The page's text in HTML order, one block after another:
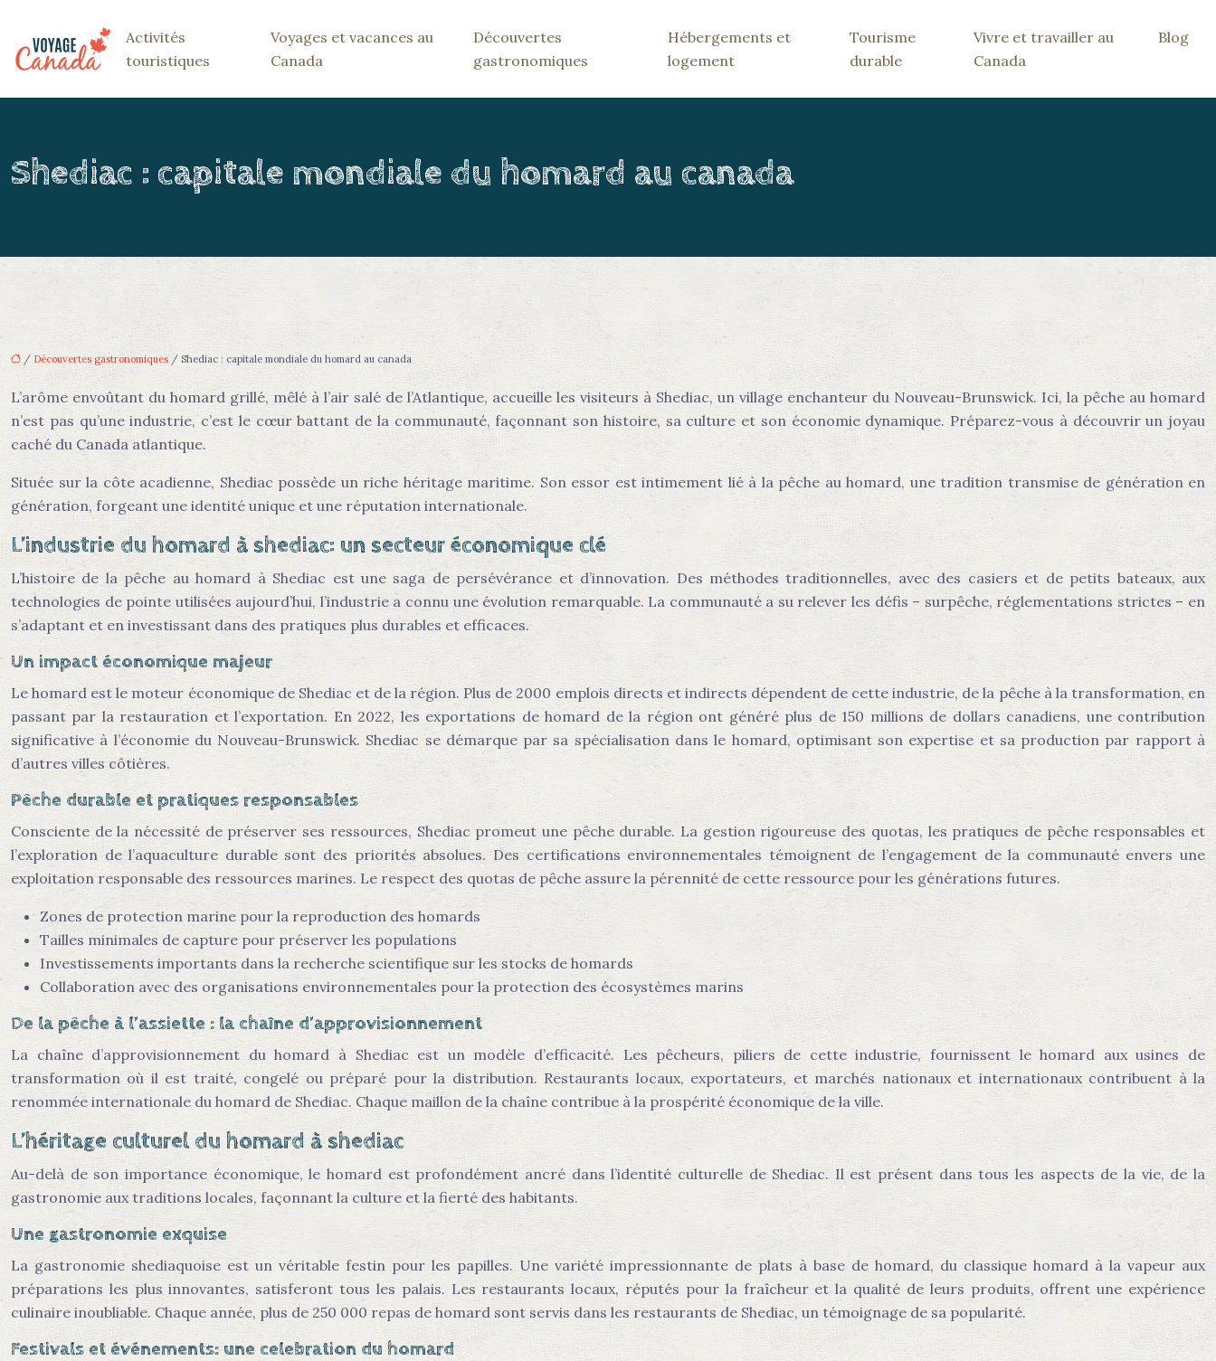
Activités
touristiques
Voyages et vacances au
Canada
Découvertes
gastronomiques
Hébergements et
logement
Tourisme
durable
Vivre et travailler au
Canada
Blog
Shediac : capitale mondiale du homard au canada
/ Découvertes gastronomiques / Shediac : capitale mondiale du homard au canada
L’arôme envoûtant du homard grillé, mêlé à l’air salé de l’Atlantique, accueille les visiteurs à Shediac, un village enchanteur du Nouveau-Brunswick. Ici, la pêche au homard
n’est pas qu’une industrie, c’est le cœur battant de la communauté, façonnant son histoire, sa culture et son économie dynamique. Préparez-vous à découvrir un joyau
caché du Canada atlantique.
Située sur la côte acadienne, Shediac possède un riche héritage maritime. Son essor est intimement lié à la pêche au homard, une tradition transmise de génération en
génération, forgeant une identité unique et une réputation internationale.
L’industrie du homard à shediac: un secteur économique clé
L’histoire de la pêche au homard à Shediac est une saga de persévérance et d’innovation. Des méthodes traditionnelles, avec des casiers et de petits bateaux, aux
technologies de pointe utilisées aujourd’hui, l’industrie a connu une évolution remarquable. La communauté a su relever les défis – surpêche, réglementations strictes – en
s’adaptant et en investissant dans des pratiques plus durables et efficaces.
Un impact économique majeur
Le homard est le moteur économique de Shediac et de la région. Plus de 2000 emplois directs et indirects dépendent de cette industrie, de la pêche à la transformation, en
passant par la restauration et l’exportation. En 2022, les exportations de homard de la région ont généré plus de 150 millions de dollars canadiens, une contribution
significative à l’économie du Nouveau-Brunswick. Shediac se démarque par sa spécialisation dans le homard, optimisant son expertise et sa production par rapport à
d’autres villes côtières.
Pêche durable et pratiques responsables
Consciente de la nécessité de préserver ses ressources, Shediac promeut une pêche durable. La gestion rigoureuse des quotas, les pratiques de pêche responsables et
l’exploration de l’aquaculture durable sont des priorités absolues. Des certifications environnementales témoignent de l’engagement de la communauté envers une
exploitation responsable des ressources marines. Le respect des quotas de pêche assure la pérennité de cette ressource pour les générations futures.
Zones de protection marine pour la reproduction des homards
Tailles minimales de capture pour préserver les populations
Investissements importants dans la recherche scientifique sur les stocks de homards
Collaboration avec des organisations environnementales pour la protection des écosystèmes marins
De la pêche à l’assiette : la chaîne d’approvisionnement
La chaîne d’approvisionnement du homard à Shediac est un modèle d’efficacité. Les pêcheurs, piliers de cette industrie, fournissent le homard aux usines de
transformation où il est traité, congelé ou préparé pour la distribution. Restaurants locaux, exportateurs, et marchés nationaux et internationaux contribuent à la
renommée internationale du homard de Shediac. Chaque maillon de la chaîne contribue à la prospérité économique de la ville.
L’héritage culturel du homard à shediac
Au-delà de son importance économique, le homard est profondément ancré dans l’identité culturelle de Shediac. Il est présent dans tous les aspects de la vie, de la
gastronomie aux traditions locales, façonnant la culture et la fierté des habitants.
Une gastronomie exquise
La gastronomie shediaquoise est un véritable festin pour les papilles. Une variété impressionnante de plats à base de homard, du classique homard à la vapeur aux
préparations les plus innovantes, satisferont tous les palais. Les restaurants locaux, réputés pour la fraîcheur et la qualité de leurs produits, offrent une expérience
culinaire inoubliable. Chaque année, plus de 250 000 repas de homard sont servis dans les restaurants de Shediac, un témoignage de sa popularité.
Festivals et événements: une celebration du homard